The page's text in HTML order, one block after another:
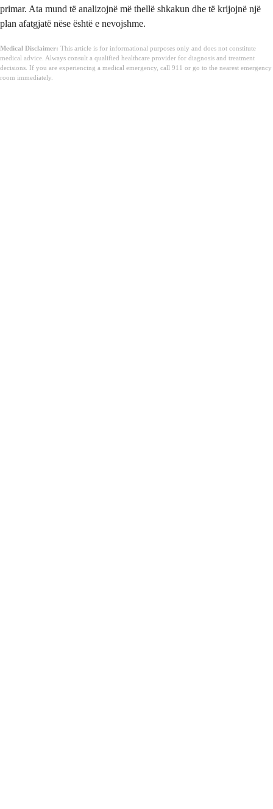
primar. Ata mund të analizojnë më thellë shkakun dhe të krijojnë një
plan afatgjatë nëse është e nevojshme.
Medical Disclaimer: This article is for informational purposes only and does not constitute
medical advice. Always consult a qualified healthcare provider for diagnosis and treatment
decisions. If you are experiencing a medical emergency, call 911 or go to the nearest emergency
room immediately.